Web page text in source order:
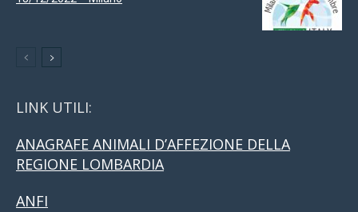
LINK UTILI:
ANAGRAFE ANIMALI D’AFFEZIONE DELLA
REGIONE LOMBARDIA
ANFI